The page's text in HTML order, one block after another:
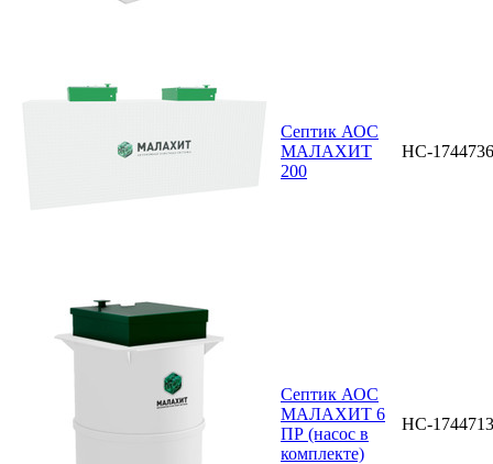
Септик АОС
МАЛАХИТ
200
НС-1744736
Септик АОС
МАЛАХИТ 6
ПР (насос в
комплекте)
НС-1744713